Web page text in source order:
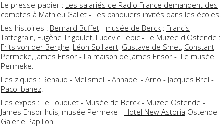
Le presse-papier : Les salariés de Radio France demandent des
comptes à Mathieu Gallet - Les banquiers invités dans les écoles.
Les histoires : Bernard Buffet - musée de Berck : Francis
Tattegrain, Eugène Trigoulet, Ludovic Lepic - Le Muzee d'Ostende :
Frits von der Berghe, Léon Spillaert, Gustave de Smet, Constant
Permeke, James Ensor - La maison de James Ensor - Le musée
Permeke.
Les ziques : Renaud - Melismell - Annabel - Arno - Jacques Brel -
Paco Ibanez
Les expos : Le Touquet - Musée de Berck - Muzee Ostende -
James Ensor huis, musée Permeke- Hotel New Astoria Ostende -
Galerie Papillon.